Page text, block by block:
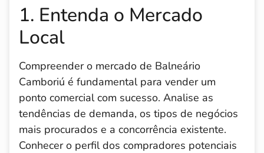
1. Entenda o Mercado
Local
Compreender o mercado de Balneário
Camboriú é fundamental para vender um
ponto comercial com sucesso. Analise as
tendências de demanda, os tipos de negócios
mais procurados e a concorrência existente.
Conhecer o perfil dos compradores potenciais